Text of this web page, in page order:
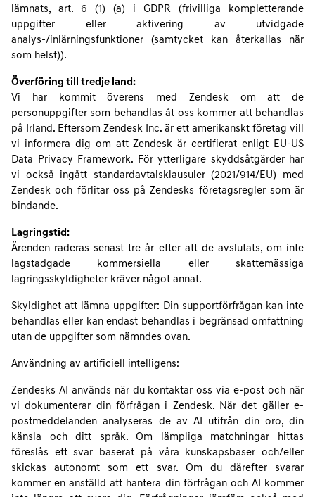
lämnats, art. 6 (1) (a) i GDPR (frivilliga kompletterande
uppgifter eller aktivering av utvidgade
analys-/inlärningsfunktioner (samtycket kan återkallas när
som helst)).
Överföring till tredje land:
Vi har kommit överens med Zendesk om att de
personuppgifter som behandlas åt oss kommer att behandlas
på Irland. Eftersom Zendesk Inc. är ett amerikanskt företag vill
vi informera dig om att Zendesk är certifierat enligt EU-US
Data Privacy Framework. För ytterligare skyddsåtgärder har
vi också ingått standardavtalsklausuler (2021/914/EU) med
Zendesk och förlitar oss på Zendesks företagsregler som är
bindande.
Lagringstid:
Ärenden raderas senast tre år efter att de avslutats, om inte
lagstadgade kommersiella eller skattemässiga
lagringsskyldigheter kräver något annat.
Skyldighet att lämna uppgifter: Din supportförfrågan kan inte
behandlas eller kan endast behandlas i begränsad omfattning
utan de uppgifter som nämndes ovan.
Användning av artificiell intelligens:
Zendesks AI används när du kontaktar oss via e-post och när
vi dokumenterar din förfrågan i Zendesk. När det gäller e-
postmeddelanden analyseras de av AI utifrån din oro, din
känsla och ditt språk. Om lämpliga matchningar hittas
föreslås ett svar baserat på våra kunskapsbaser och/eller
skickas autonomt som ett svar. Om du därefter svarar
kommer en anställd att hantera din förfrågan och AI kommer